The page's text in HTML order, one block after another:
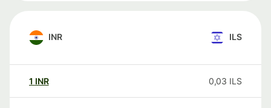
INR ILS
1 INR 0,03 ILS